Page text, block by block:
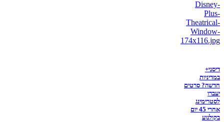
דיסני+
במדיניות
חדשה? סרטים
יעברו
לסטרימינג
אחרי 45 יום
בקולנוע